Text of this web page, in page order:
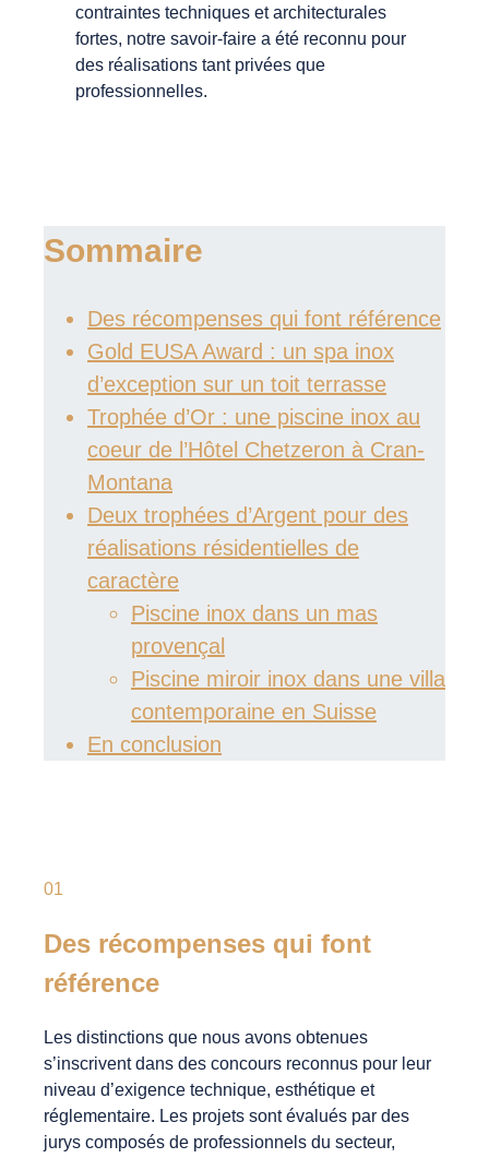
contraintes techniques et architecturales
fortes, notre savoir-faire a été reconnu pour
des réalisations tant privées que
professionnelles.
Sommaire
Des récompenses qui font référence
Gold EUSA Award : un spa inox
d’exception sur un toit terrasse
Trophée d’Or : une piscine inox au
coeur de l’Hôtel Chetzeron à Cran-
Montana
Deux trophées d’Argent pour des
réalisations résidentielles de
caractère
Piscine inox dans un mas
provençal
Piscine miroir inox dans une villa
contemporaine en Suisse
En conclusion
01
Des récompenses qui font
référence
Les distinctions que nous avons obtenues
s’inscrivent dans des concours reconnus pour leur
niveau d’exigence technique, esthétique et
réglementaire. Les projets sont évalués par des
jurys composés de professionnels du secteur,